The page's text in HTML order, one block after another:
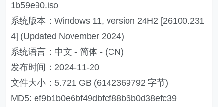
1b59e90.iso
系统版本：Windows 11, version 24H2 [26100.231
4] (Updated November 2024)
系统语言：中文 - 简体 - (CN)
发布时间：2024-11-20
文件大小：5.721 GB (6142369792 字节)
MD5: ef9b1b0e6bf49dbfcf88b6b0d38efc39